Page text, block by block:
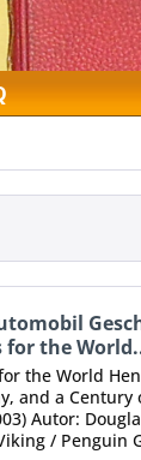
for the
the World
and a Century
Autor:
/ Penguin